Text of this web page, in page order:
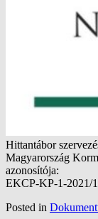
Hittantábor
Magyarország
azonosítója:
EKCP-KP-1-2021/
Posted in